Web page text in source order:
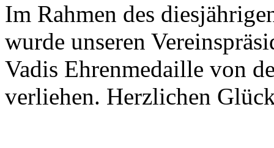
Im Rahmen des
wurde unseren
Vadis Ehrenmedaille von
verliehen. Herzlichen